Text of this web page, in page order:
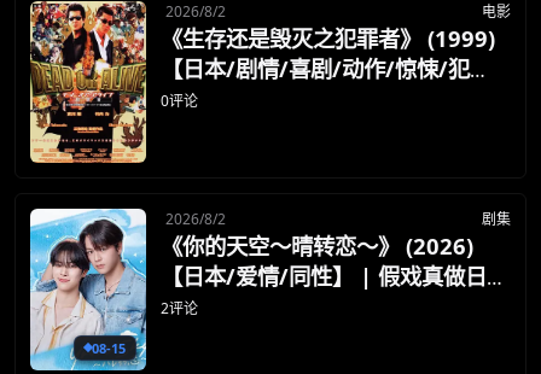
2026/8/2 电影
《生存还是毁灭之犯罪者》 (1999)
【日本/剧情/喜剧/动作/惊悚/犯
罪】 | 三池崇史暴力美学癫狂邪典 |
0评论
08-15
2026/8/2 剧集
《你的天空～晴转恋～》 (2026)
【日本/爱情/同性】 | 假戏真做日式
轻喜剧 | 适合轻松消遣的常规甜宠短
2评论